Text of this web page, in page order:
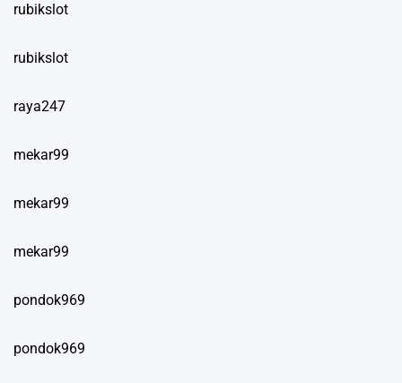
rubikslot
rubikslot
raya247
mekar99
mekar99
mekar99
pondok969
pondok969